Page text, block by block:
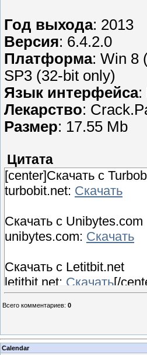
Год выхода: 2013
Версия: 6.4.2.0
Платформа: Win 8
SP3 (32-bit only)
Язык интерфейса:
Лекарство:
Размер: 17.55 Mb
Цитата
[center]Скачать с
turbobit.net: Скачать
Скачать с Unibytes.com
unibytes.com: Скачать
Скачать с Letitbit.net
letitbit.net: Скачать[/
Всего комментариев: 0
Calendar